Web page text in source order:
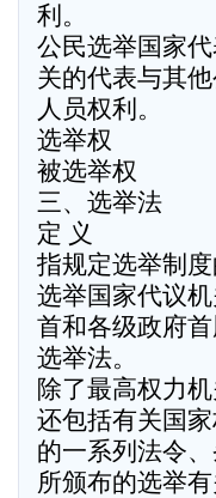
利。
公民选举国家
关的代表与其
人员权利。
选举权
被选举权
三、选举法
定 义
指规定选举制
选举国家代议
首和各级政府
选举法。
除了最高权力
还包括有关国
的一系列法令
所颁布的选举